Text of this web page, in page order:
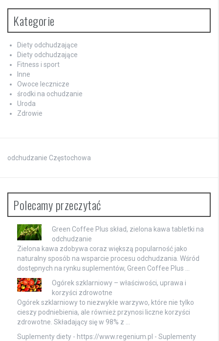
Kategorie
Diety odchudzające
Diety odchudzające
Fitness i sport
Inne
Owoce lecznicze
środki na ochudzanie
Uroda
Zdrowie
odchudzanie Częstochowa
Polecamy przeczytać
Green Coffee Plus skład, zielona kawa tabletki na
odchudzanie
Zielona kawa zdobywa coraz większą popularność jako
naturalny sposób na wsparcie procesu odchudzania. Wśród
dostępnych na rynku suplementów, Green Coffee Plus …
Ogórek szklarniowy – właściwości, uprawa i
korzyści zdrowotne
Ogórek szklarniowy to niezwykłe warzywo, które nie tylko
cieszy podniebienia, ale również przynosi liczne korzyści
zdrowotne. Składający się w 98% z …
Suplementy diety - https://www.regenium.pl - Suplementy